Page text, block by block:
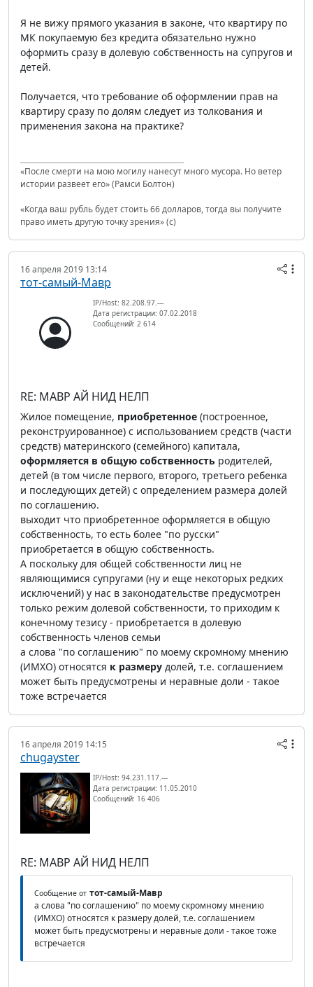
Я не вижу прямого указания в законе, что квартиру по
МК покупаемую без кредита обязательно нужно
оформить сразу в долевую собственность на супругов и
детей.
Получается, что требование об оформлении прав на
квартиру сразу по долям следует из толкования и
применения закона на практике?
«После смерти на мою могилу нанесут много мусора. Но ветер
истории развеет его» (Рамси Болтон)
«Когда ваш рубль будет стоить 66 долларов, тогда вы получите
право иметь другую точку зрения» (с)
16 апреля 2019 13:14
тот-самый-Мавр
IP/Host: 82.208.97.---
Дата регистрации: 07.02.2018
Сообщений: 2 614
RE: МАВР АЙ НИД НЕЛП
Жилое помещение, приобретенное (построенное,
реконструированное) с использованием средств (части
средств) материнского (семейного) капитала,
оформляется в общую собственность родителей,
детей (в том числе первого, второго, третьего ребенка
и последующих детей) с определением размера долей
по соглашению.
выходит что приобретенное оформляется в общую
собственность, то есть более "по русски"
приобретается в общую собственность.
А поскольку для общей собственности лиц не
являющимися супругами (ну и еще некоторых редких
исключений) у нас в законодательстве предусмотрен
только режим долевой собственности, то приходим к
конечному тезису - приобретается в долевую
собственность членов семьи
а слова "по соглашению" по моему скромному мнению
(ИМХО) относятся к размеру долей, т.е. соглашением
может быть предусмотрены и неравные доли - такое
тоже встречается
16 апреля 2019 14:15
chugayster
IP/Host: 94.231.117.---
Дата регистрации: 11.05.2010
Сообщений: 16 406
RE: МАВР АЙ НИД НЕЛП
Сообщение от тот-самый-Мавр
а слова "по соглашению" по моему скромному мнению
(ИМХО) относятся к размеру долей, т.е. соглашением
может быть предусмотрены и неравные доли - такое тоже
встречается